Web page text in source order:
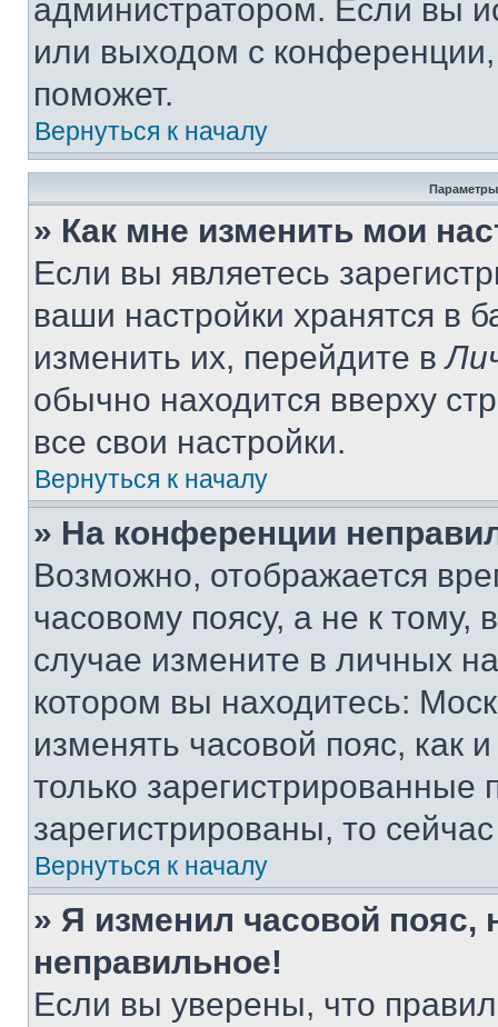
администратором. Если вы
или выходом с
поможет.
Вернуться к началу
Параметры
» Как мне изменить мои
Если вы являетесь
ваши настройки хранятся в
изменить их, перейдите в
обычно находится вверху
все свои настройки.
Вернуться к началу
» На конференции
Возможно, отображается
часовому поясу, а не к тому,
случае измените в личных
котором вы находитесь:
изменять часовой пояс, как
только
зарегистрированы, то
Вернуться к началу
» Я изменил часовой пояс,
неправильное!
Если вы уверены, что